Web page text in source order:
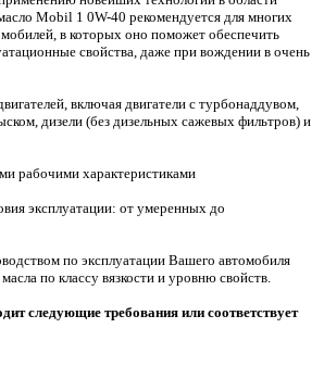
Mobil 1 0W-40 рекомендуется для многих
в которых оно поможет обеспечить
свойства, даже при вождении в очень
включая двигатели с турбонаддувом,
дизели (без дизельных сажевых фильтров) и
рабочими характеристиками
эксплуатации: от умеренных до
по эксплуатации Вашего автомобиля
по классу вязкости и уровню свойств.
следующие требования или соответствует